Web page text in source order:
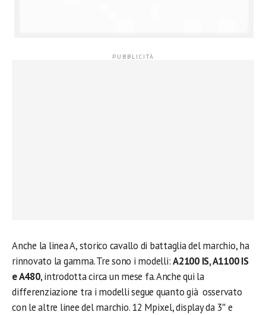
Anche la linea A, storico cavallo di battaglia del marchio, ha
rinnovato la gamma. Tre sono i modelli:A2100 IS, A1100 IS
e A480, introdotta circa un mese fa. Anche qui la
differenziazione tra i modelli segue quanto già osservato
con le altre linee del marchio. 12 Mpixel, display da 3″ e